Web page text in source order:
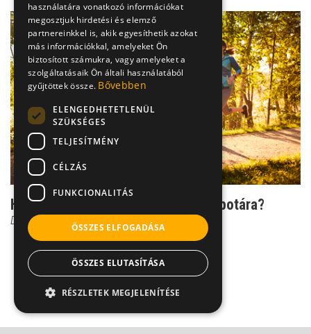
Hogyan hat a futás az ízületek állapotára?
Dr. Boross György
használatára vonatkozó információkat
megosztjuk hirdetési és elemző
partnereinkkel is, akik egyesíthetik azokat
más információkkal, amelyeket Ön
biztosított számukra, vagy amelyeket a
szolgáltatásaik Ön általi használatából
gyűjtöttek össze. Bővebben
ELENGEDHETETLENÜL
SZÜKSÉGES
TELJESÍTMÉNY
CÉLZÁS
FUNKCIONALITÁS
ÖSSZES ELFOGADÁSA
ÖSSZES ELUTASÍTÁSA
RÉSZLETEK MEGJELENÍTÉSE